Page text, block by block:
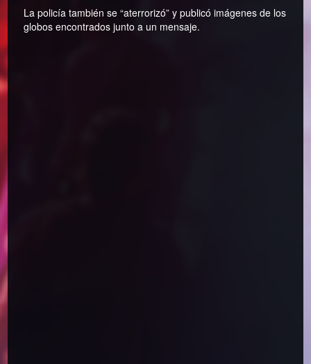
La policía también se “aterrorizó” y publicó imágenes de los
globos encontrados junto a un mensaje.